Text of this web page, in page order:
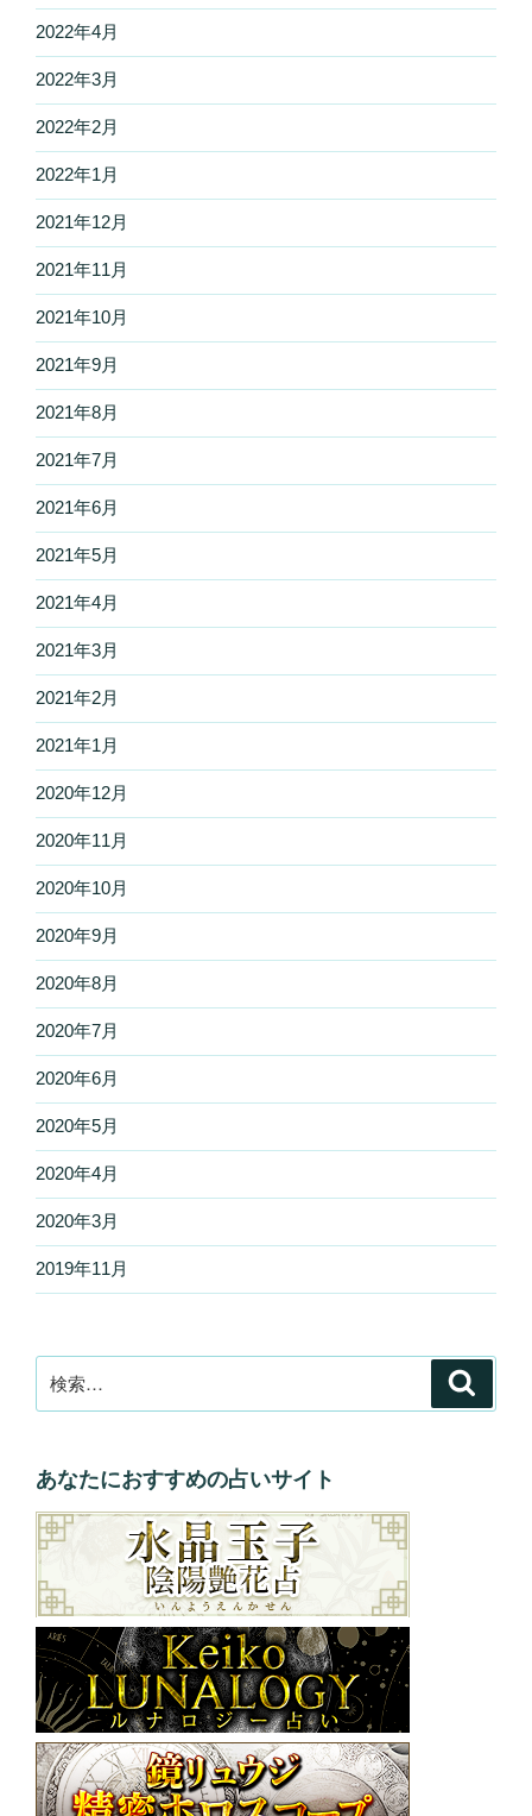
2022年4月
2022年3月
2022年2月
2022年1月
2021年12月
2021年11月
2021年10月
2021年9月
2021年8月
2021年7月
2021年6月
2021年5月
2021年4月
2021年3月
2021年2月
2021年1月
2020年12月
2020年11月
2020年10月
2020年9月
2020年8月
2020年7月
2020年6月
2020年5月
2020年4月
2020年3月
2019年11月
索:
あなたにおすすめの占いサイト